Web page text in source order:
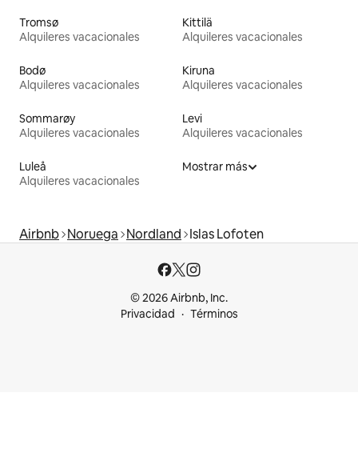
Tromsø
Alquileres vacacionales
Kittilä
Alquileres vacacionales
Bodø
Alquileres vacacionales
Kiruna
Alquileres vacacionales
Sommarøy
Alquileres vacacionales
Levi
Alquileres vacacionales
Luleå
Alquileres vacacionales
Mostrar más
Airbnb Noruega Nordland Islas Lofoten
© 2026 Airbnb, Inc.
Privacidad
Términos